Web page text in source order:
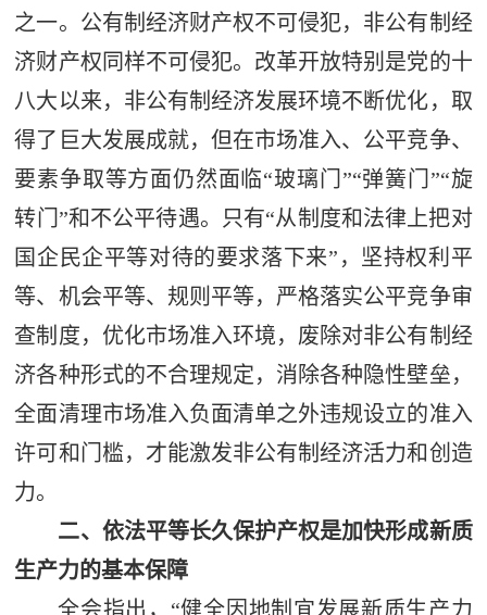
之一。公有制经济财产权不可侵犯，非公有制经
济财产权同样不可侵犯。改革开放特别是党的十
八大以来，非公有制经济发展环境不断优化，取
得了巨大发展成就，但在市场准入、公平竞争、
要素争取等方面仍然面临“玻璃门”“弹簧门”“旋
转门”和不公平待遇。只有“从制度和法律上把对
国企民企平等对待的要求落下来”，坚持权利平
等、机会平等、规则平等，严格落实公平竞争审
查制度，优化市场准入环境，废除对非公有制经
济各种形式的不合理规定，消除各种隐性壁垒，
全面清理市场准入负面清单之外违规设立的准入
许可和门槛，才能激发非公有制经济活力和创造
力。
二、依法平等长久保护产权是加快形成新质
生产力的基本保障
全会指出，“健全因地制宜发展新质生产力